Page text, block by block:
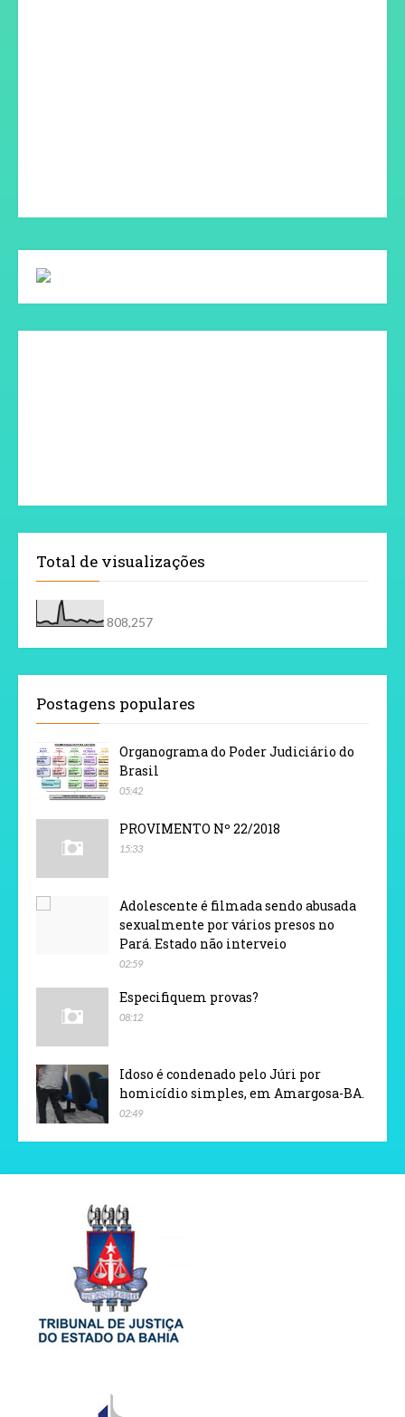
Total de visualizações
808,257
Postagens populares
Organograma do Poder Judiciário do
Brasil
05:42
PROVIMENTO Nº 22/2018
15:33
Adolescente é filmada sendo abusada
sexualmente por vários presos no
Pará. Estado não interveio
02:59
Especifiquem provas?
08:12
Idoso é condenado pelo Júri por
homicídio simples, em Amargosa-BA.
02:49